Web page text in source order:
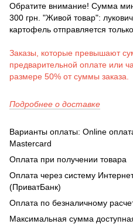
Обратите внимание! Сумма
300 грн. "Живой товар":
картофель отправляется
Заказы, которые превышают
предварительной оплате или
размере 50% от суммы заказа.
Подробнее о доставке
Варианты оплаты: Online
Mastercard
Оплата при получении товара
Оплата через систему
(ПриватБанк)
Оплата по безналичному
Максимальная сумма